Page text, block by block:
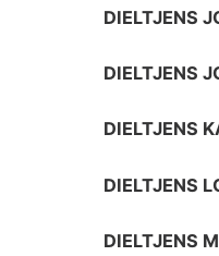
DIELTJENS
DIELTJENS
DIELTJENS
DIELTJENS
DIELTJENS